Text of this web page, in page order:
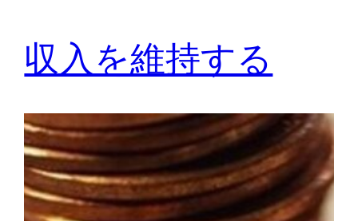
収入を維持する